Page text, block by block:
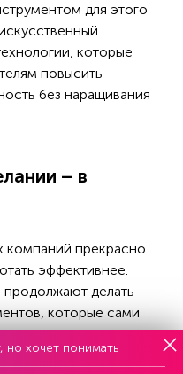
для этого
которые
повысить
без наращивания
– в
компаний прекрасно
эффективнее.
делать
которые сами
потерь.
звонки на
но хочет понимать